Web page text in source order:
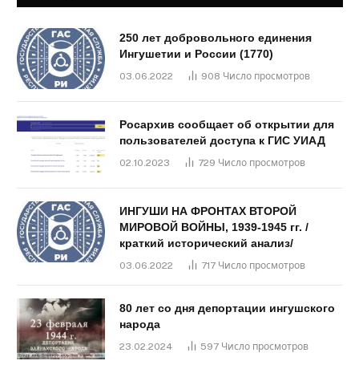
250 лет добровольного единения
Ингушетии и России (1770)
03.06.2022 908 Число просмотров
Росархив сообщает об открытии для
пользователей доступа к ГИС УИАД
02.10.2023 729 Число просмотров
ИНГУШИ НА ФРОНТАХ ВТОРОЙ
МИРОВОЙ ВОЙНЫ, 1939-1945 гг. /
краткий исторический анализ/
03.06.2022 717 Число просмотров
80 лет со дня депортации ингушского
народа
23.02.2024 597 Число просмотров